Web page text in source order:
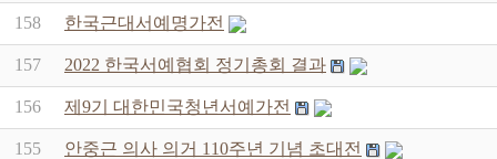
158 한국근대서예명가전
157 2022 한국서예협회 정기총회 결과
156 제9기 대한민국청년서예가전
155 안중근 의사 의거 110주년 기념 초대전